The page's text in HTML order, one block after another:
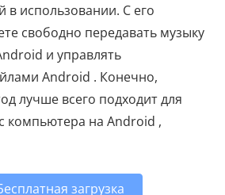
использовании. С его
свободно передавать музыку
и управлять
Android . Конечно,
лучше всего подходит для
компьютера на Android ,
загрузка